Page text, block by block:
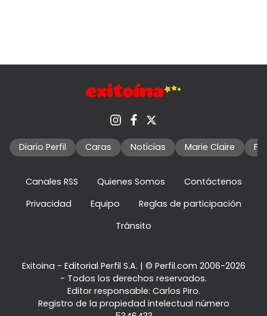
Diario Perfil Caras Noticias Marie Claire
Canales RSS Quienes Somos
Contáctenos
Privacidad
Equipo
Reglas de participación
Tránsito
Exitoina - Editorial Perfil S.A. | © Perfil.com 2006-2026
- Todos los derechos reservados.
Editor responsable: Carlos Piro.
Registro de la propiedad intelectual número